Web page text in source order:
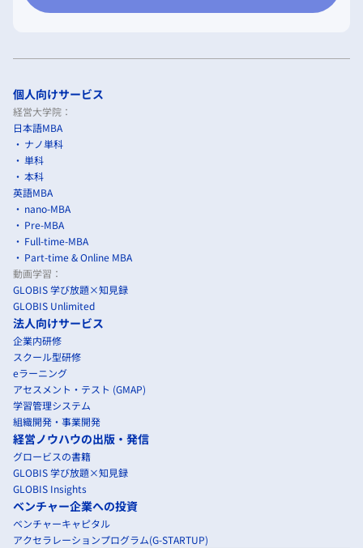
個人向けサービス
経営大学院：
日本語MBA
ナノ単科
単科
本科
英語MBA
nano-MBA
Pre-MBA
Full-time-MBA
Part-time & Online MBA
動画学習：
GLOBIS 学び放題×知見録
GLOBIS Unlimited
法人向けサービス
企業内研修
スクール型研修
eラーニング
アセスメント・テスト (GMAP)
学習管理システム
組織開発・事業開発
経営ノウハウの出版・発信
グロービスの書籍
GLOBIS 学び放題×知見録
GLOBIS Insights
ベンチャー企業への投資
ベンチャーキャピタル
アクセラレーションプログラム(G-STARTUP)